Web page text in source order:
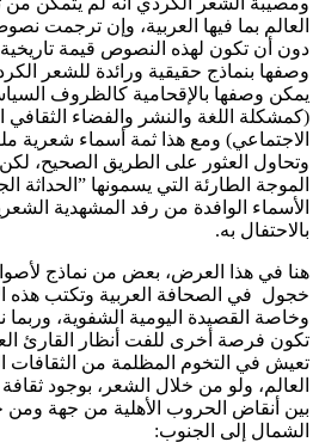
العالم بما فيها العربية، وإن ترجمت
دون أن تكون لهذه النصوص قيمة
وصفها بنماذج حقيقية ورائدة للشعر
يمكن وصفها بالإقحامية كالظروف
(كمشكلة اللغة والنشر والفضاء الثقافي
الاجتماعي) ومع هذا ثمة أسماء شعرية
وتحاول العثور على الطريق الصحيح،
الموجة الطارئة التي يسمونها ”الحداثة
الأسماء الوافدة من رفد المشهدية
بالاحتفال به.
هنا في هذا العرض، بعض من نماذج
خجول في الصحافة العربية وتكتب هذه
وخاصة القصيدة اليومية الشفوية،
تكون فرصة أخرى للفت أنظار القارئ
تعيش في التخوم المظلمة من الثقافات
العالم، ولو من خلال الشعر، بوجود
بين أنقاض الحروب الأهلية من جهة
الشمال إلى الجنوب: